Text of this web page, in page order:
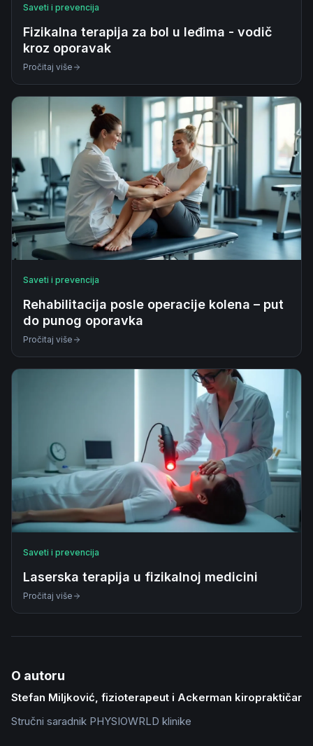
Saveti i prevencija
Fizikalna terapija za bol u leđima - vodič
kroz oporavak
Pročitaj više
Saveti i prevencija
Rehabilitacija posle operacije kolena – put
do punog oporavka
Pročitaj više
Saveti i prevencija
Laserska terapija u fizikalnoj medicini
Pročitaj više
O autoru
Stefan Miljković, fizioterapeut i Ackerman kiropraktičar
Stručni saradnik PHYSIOWRLD klinike